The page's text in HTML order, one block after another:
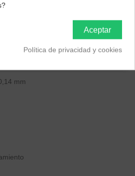
mm
Aceptar
Política de privacidad y cookies